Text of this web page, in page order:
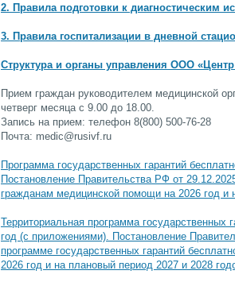
2. Правила подготовки к диагностическим
3. Правила госпитализации в дневной
Структура и органы управления ООО
Прием граждан руководителем медицинской
четверг месяца с 9.00 до 18.00.
Запись на прием: телефон 8(800) 500-76-28
Почта: medic@rusivf.ru
Программа государственных гарантий
Постановление Правительства РФ от
гражданам медицинской помощи на 2026 год и
Территориальная программа государственных
год (с приложениями). Постановление
программе государственных гарантий
2026 год и на плановый период 2027 и 2028